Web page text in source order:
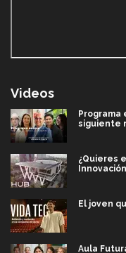
Videos
Programa
siguiente
¿Quieres
El joven
Aula